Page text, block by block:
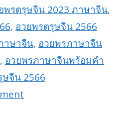
พรตรุษจีน 2023 ภาษาจีน,
, อวยพรตรุษจีน 2566
าษาจีน, อวยพรภาษาจีน
, อวยพรภาษาจีนพร้อมคำ
จีน 2566